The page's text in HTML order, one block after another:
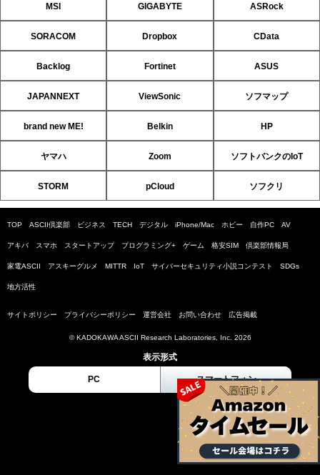
MSI GIGABYTE ASRock
SORACOM Dropbox CData
Backlog Fortinet ASUS
JAPANNEXT ViewSonic ソフマップ
brand new ME! Belkin HP
ヤマハ Zoom ソフトバンクのIoT
STORM pCloud ソフクリ
TOP ASCII倶楽部 ビジネス TECH デジタル iPhone/Mac ホビー 自作PC AV
アキバ スマホ スタートアップ プログラミング+ ゲーム 格安SIM 倶楽部情報局
家電ASCII アスキーグルメ MITTR IoT サイバーセキュリティ小説コンテスト SDGs
地方活性
サイトポリシー プライバシーポリシー 運営会社 お問い合わせ 広告掲載
© KADOKAWA ASCII Research Laboratories, Inc. 2026
表示形式
PC スマートフォン